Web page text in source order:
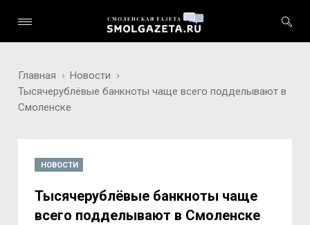
Главная
Новости
Тысячерублёвые банкноты чаще всего подделывают в
Смоленске
НОВОСТИ
Тысячерублёвые банкноты чаще
всего подделывают в Смоленске